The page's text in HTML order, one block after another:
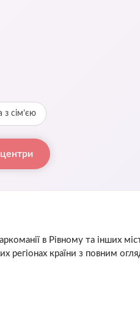
з сім’єю
центри
в Рівному та інших
регіонах країни з повним